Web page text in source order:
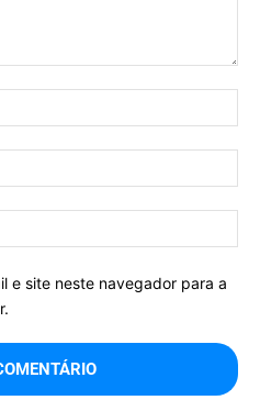
e site neste navegador para a